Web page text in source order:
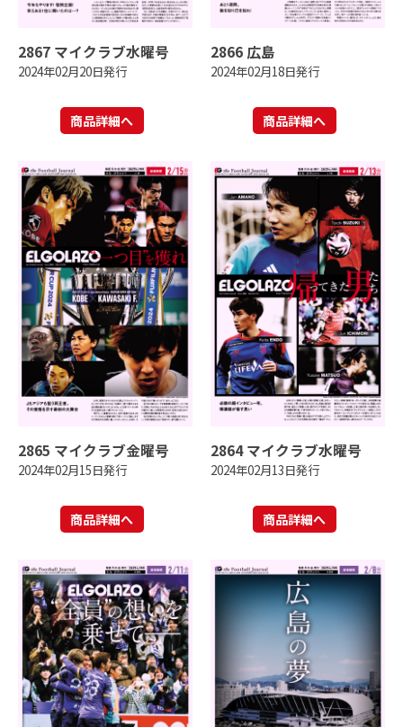
2867 マイクラブ水曜号
2024年02月20日発行
商品詳細へ
2866 広島
2024年02月18日発行
商品詳細へ
2865 マイクラブ金曜号
2024年02月15日発行
商品詳細へ
2864 マイクラブ水曜号
2024年02月13日発行
商品詳細へ